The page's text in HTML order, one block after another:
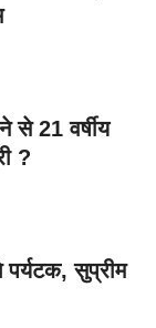
से 21 वर्षीय
?
पर्यटक, सुप्रीम